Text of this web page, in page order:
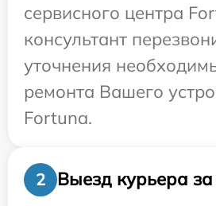
сервисного центра
консультант
уточнения
ремонта Вашего
Fortuna.
2
Выезд курьера